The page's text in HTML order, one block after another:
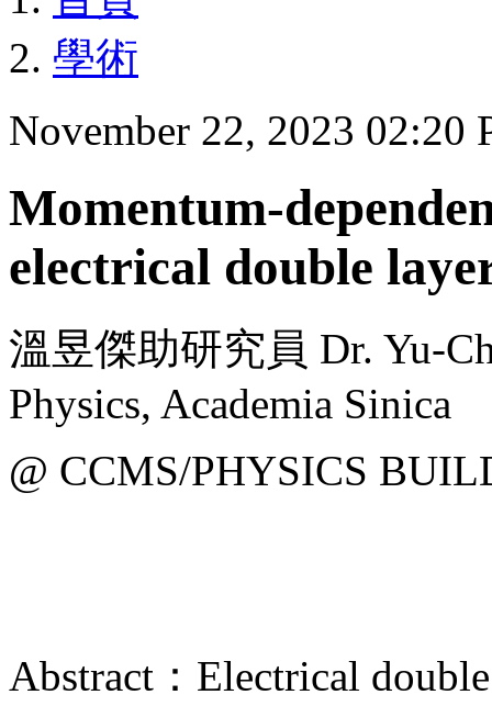
學術
November 22, 2023 02:20
Momentum-
electrical double
溫昱傑助研究員 Dr. Yu-
Physics, Academia Sinica
@ CCMS/PHYSICS
Abstract：Electrical